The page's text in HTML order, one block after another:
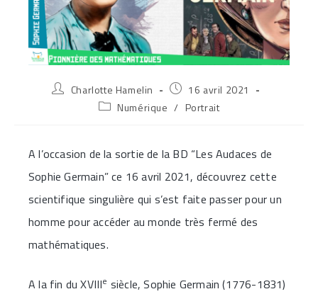
Auteur/autrice
Charlotte Hamelin
Publication
publiée :
16 avril 2021
PostNumérique / Portrait
A l’occasion de la sortie de la BD “Les Audaces de
Sophie Germain” ce 16 avril 2021, découvrez cette
scientifique singulière qui s’est faite passer pour un
homme pour accéder au monde très fermé des
mathématiques.
A la fin du XVIIIe siècle, Sophie Germain (1776-1831)